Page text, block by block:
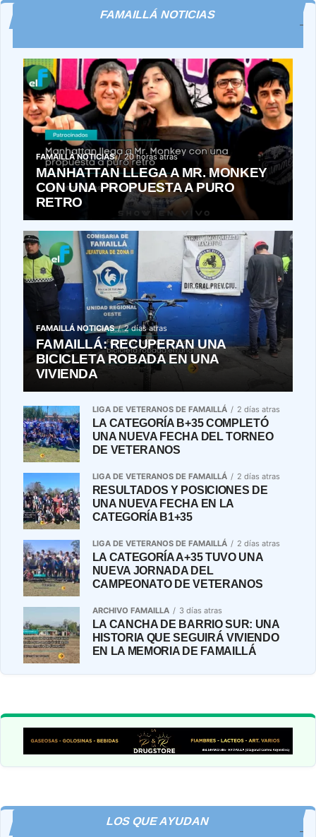
FAMAILLÁ NOTICIAS
FAMAILLÁ NOTICIAS 20 horas atras
MANHATTAN LLEGA A MR. MONKEY
CON UNA PROPUESTA A PURO
RETRO
FAMAILLÁ NOTICIAS 2 días atras
FAMAILLÁ: RECUPERAN UNA
BICICLETA ROBADA EN UNA
VIVIENDA
LIGA DE VETERANOS DE FAMAILLÁ 2 días atras
LA CATEGORÍA B+35 COMPLETÓ
UNA NUEVA FECHA DEL TORNEO
DE VETERANOS
LIGA DE VETERANOS DE FAMAILLÁ 2 días atras
RESULTADOS Y POSICIONES DE
UNA NUEVA FECHA EN LA
CATEGORÍA B1+35
LIGA DE VETERANOS DE FAMAILLÁ 2 días atras
LA CATEGORÍA A+35 TUVO UNA
NUEVA JORNADA DEL
CAMPEONATO DE VETERANOS
ARCHIVO FAMAILLA 3 días atras
LA CANCHA DE BARRIO SUR: UNA
HISTORIA QUE SEGUIRÁ VIVIENDO
EN LA MEMORIA DE FAMAILLÁ
LOS QUE AYUDAN